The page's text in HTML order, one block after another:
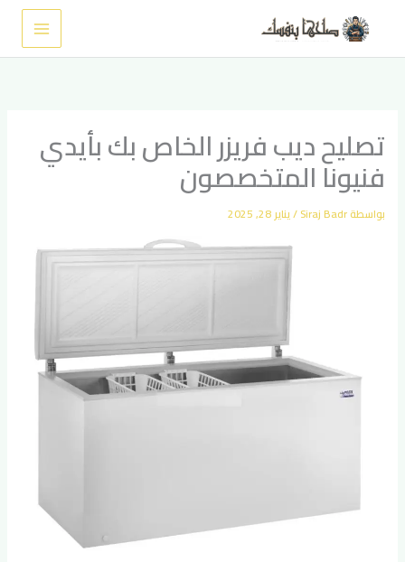
المحتوى
تصليح ديب فريزر الخاص بك بأيدي
فنيونا المتخصصون
بواسطة Siraj Badr
/يناير 28, 2025